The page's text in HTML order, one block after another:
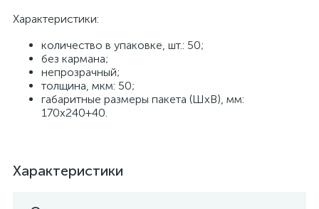
Характеристики:
количество в упаковке, шт.: 50;
без кармана;
непрозрачный;
толщина, мкм: 50;
габаритные размеры пакета (ШхВ), мм:
170х240+40.
Характеристики